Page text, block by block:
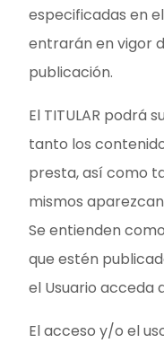
especificadas en
entrarán en vigor
publicación.
El TITULAR podrá
tanto los
presta, así como
mismos
Se entienden
que estén
el Usuario acceda
El acceso y/o el